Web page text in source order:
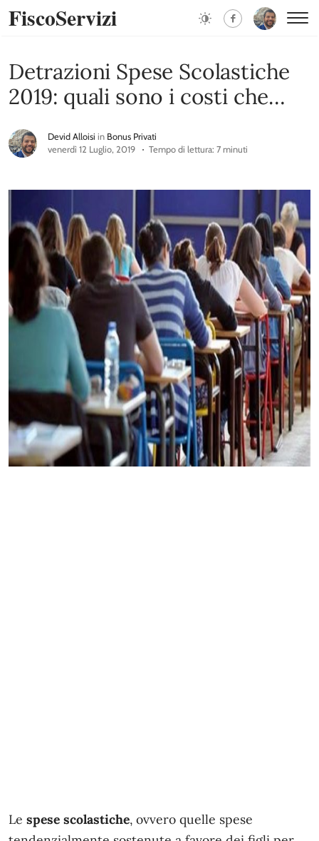
FiscoServizi
Detrazioni Spese Scolastiche
2019: quali sono i costi che
fiscaliDevid Alloisi in Bonus Privati
venerdì 12 Luglio, 2019
Tempo di lettura: 7 minuti
Le spese scolastiche, ovvero quelle spese